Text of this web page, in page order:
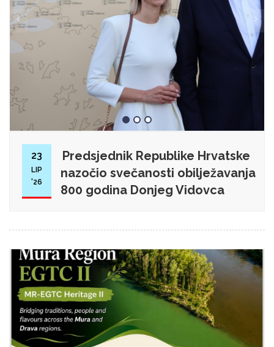
23
LIP
'26
Predsjednik Republike Hrvatske
nazočio svečanosti obilježavanja
800 godina Donjeg Vidovca